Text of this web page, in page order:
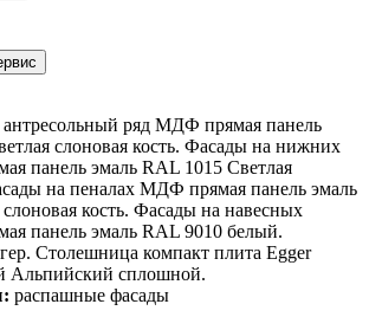
ряд МДФ прямая панель
слоновая кость. Фасады на нижних
панель эмаль RAL 1015 Светлая
на пеналах МДФ прямая панель эмаль
кость. Фасады на навесных
панель эмаль RAL 9010 белый.
Столешница компакт плита Egger
Альпийский сплошной.
распашные фасады